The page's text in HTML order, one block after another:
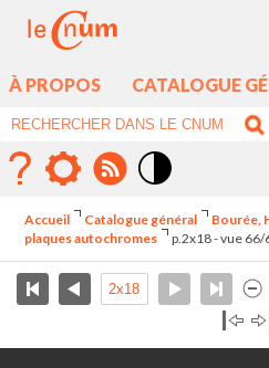
À PROPOS CATALOGUE
élévé
Accueil Catalogue général
Bourée,
plaques autochromes
p.2x18 - vue 66/